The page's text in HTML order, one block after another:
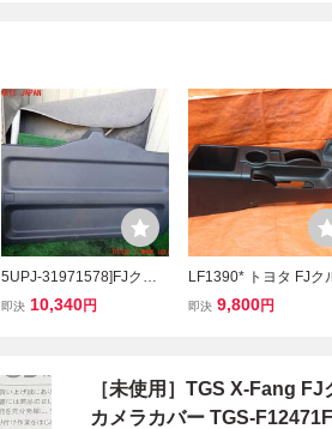
5UPJ-31971578]FJクル
ーザー(GSJ15W)バックド
即決 10,340円
LF1390* トヨタ FJク
ザー GSJ15W センタ
小傷
即決 9,800円
［未使用］TGS X-Fang
カメラカバー TGS-